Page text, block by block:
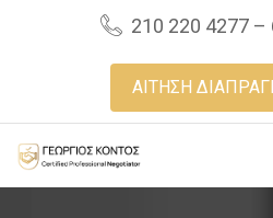
210 220 4277 –
ΑΙΤΗΣΗ